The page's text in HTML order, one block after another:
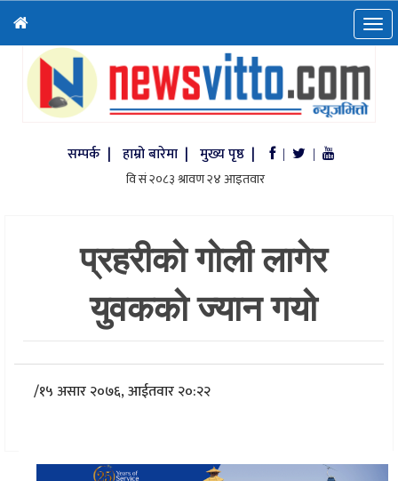
सम्पर्क | हाम्रो बारेमा | मुख्य पृष्ठ | | |
प्रहरीको गोली लागेर
युवकको ज्यान गयो
/१५ असार २०७६, आईतवार २०:२२